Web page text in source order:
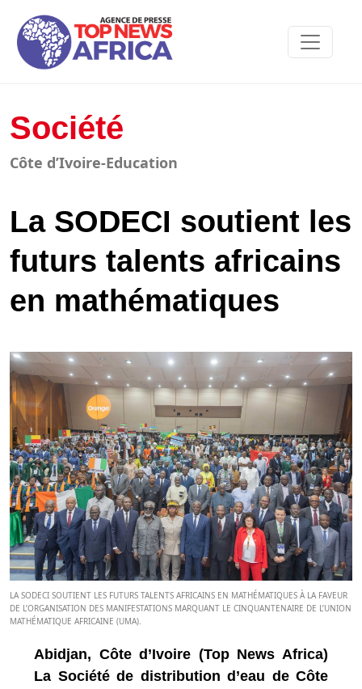
Société
Côte d’Ivoire-Education
La SODECI soutient les
futurs talents africains
en mathématiques
LA SODECI SOUTIENT LES FUTURS TALENTS AFRICAINS EN MATHÉMATIQUES À LA FAVEUR
DE L’ORGANISATION DES MANIFESTATIONS MARQUANT LE CINQUANTENAIRE DE L’UNION
MATHÉMATIQUE AFRICAINE (UMA).
Abidjan, Côte d’Ivoire (Top News Africa)
La Société de distribution d’eau de Côte